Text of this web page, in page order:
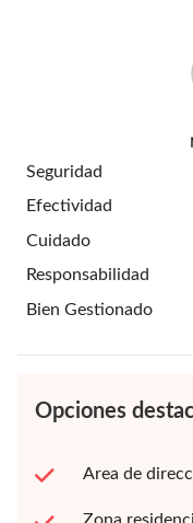
Seguridad
Efectividad
Cuidado
Responsabilidad
Bien Gestionado
Opciones
Area de